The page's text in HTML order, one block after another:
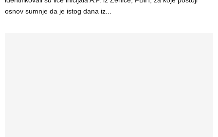
U
osnov sumnje da je istog dana iz...